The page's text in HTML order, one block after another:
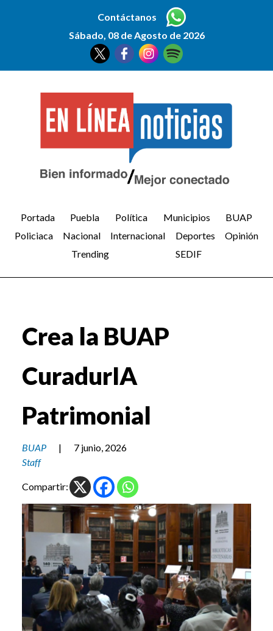
Contáctanos
Sábado, 08 de Agosto de 2026
Portada Puebla Política Municipios
BUAP
Policiaca
Nacional Internacional Deportes
Opinión
Trending
SEDIF
Crea la BUAP
CuradurIA
Patrimonial
BUAP |
7 junio, 2026
Staff
Compartir: